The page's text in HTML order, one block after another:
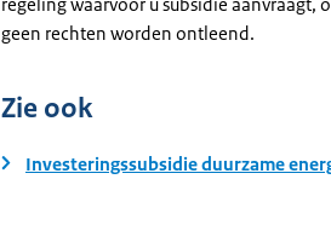
geen rechten worden ontleend.
Zie ook
Investeringssubsidie duurzame